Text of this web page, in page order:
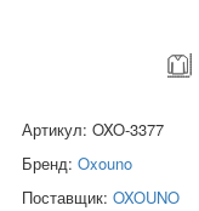
Артикул: OXO-3377
Бренд: Oxouno
Поставщик: OXOUNO